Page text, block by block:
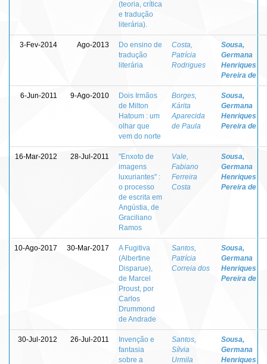
(teoria, crítica
e tradução
literária).
3-Fev-2014 Ago-2013
Do ensino de
tradução
literária
Costa,
Patrícia
Rodrigues
Sousa,
Germana
Henriques
Pereira de
6-Jun-2011 9-Ago-2010
Dois Irmãos
de Milton
Hatoum : um
olhar que
vem do norte
Borges,
Kárita
Aparecida
de Paula
Sousa,
Germana
Henriques
Pereira de
16-Mar-2012 28-Jul-2011
"Enxoto de
imagens
luxuriantes" :
o processo
de escrita em
Angústia, de
Graciliano
Ramos
Vale,
Fabiano
Ferreira
Costa
Sousa,
Germana
Henriques
Pereira de
10-Ago-2017 30-Mar-2017
A Fugitiva
(Albertine
Disparue),
de Marcel
Proust, por
Carlos
Drummond
de Andrade
Santos,
Patrícia
Correia dos
Sousa,
Germana
Henriques
Pereira de
30-Jul-2012 26-Jul-2011
Invenção e
fantasia
sobre a
Santos,
Sílvia
Urmila
Sousa,
Germana
Henriques